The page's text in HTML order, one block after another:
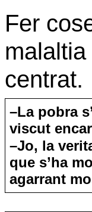
Fer
malaltia
centrat.
–La pobra
viscut
–Jo, la
que s’ha
agarrant